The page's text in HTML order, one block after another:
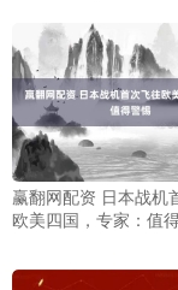
赢翻网配资 日本战机
欧美四国，专家：值